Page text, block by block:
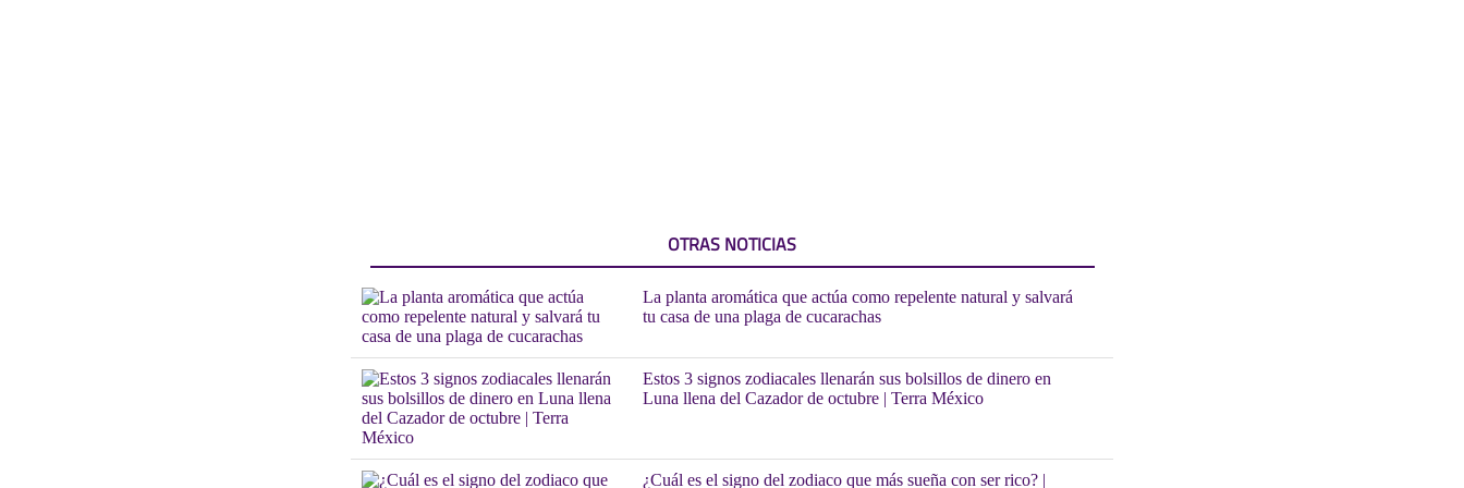
OTRAS NOTICIAS
La planta aromática que actúa como repelente natural y salvará
tu casa de una plaga de cucarachas
Estos 3 signos zodiacales llenarán sus bolsillos de dinero en
Luna llena del Cazador de octubre | Terra México
¿Cuál es el signo del zodiaco que más sueña con ser rico? |